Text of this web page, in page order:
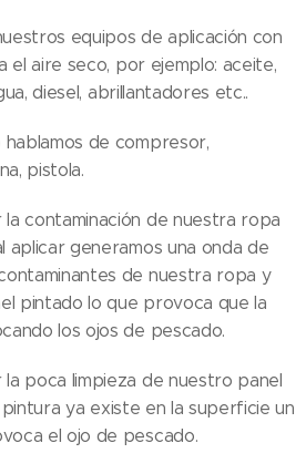
equipos de aplicación con
el aire seco, por ejemplo: aceite,
diesel, abrillantadores etc..
de compresor,
pistola.
contaminación de nuestra ropa
aplicar generamos una onda de
de nuestra ropa y
pintado lo que provoca que la
los ojos de pescado.
poca limpieza de nuestro panel
ya existe en la superficie un
el ojo de pescado.